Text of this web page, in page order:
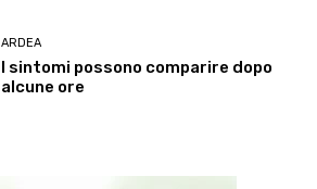
ARDEA
I sintomi possono comparire dopo
alcune ore